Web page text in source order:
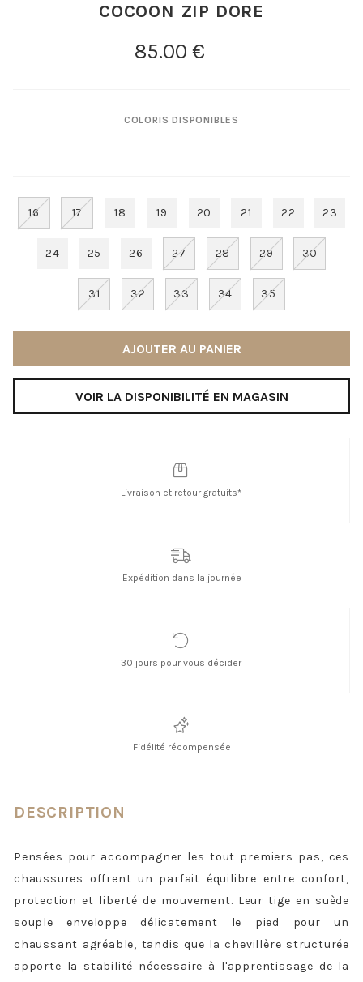
COCOON ZIP DORE
COLORIS DISPONIBLES
16 17 18 19 20 21 22 23
24 25 26 27 28 29 30
31 32 33 34 35
AJOUTER AU PANIER
VOIR LA DISPONIBILITÉ EN MAGASIN
Livraison et retour gratuits*
Expédition dans la journée
30 jours pour vous décider
Fidélité récompensée
DESCRIPTION
Pensées pour accompagner les tout premiers pas, ces
chaussures offrent un parfait équilibre entre confort,
protection et liberté de mouvement. Leur tige en suède
souple enveloppe délicatement le pied pour un
chaussant agréable, tandis que la chevillère structurée
apporte la stabilité nécessaire à l'apprentissage de la